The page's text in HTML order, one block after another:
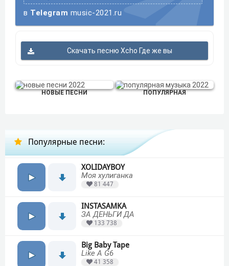
в Telegram music-2021.ru
Скачать песню Xcho Где же вы
НОВЫЕ ПЕСНИ ПОПУЛЯРНАЯ
Популярные песни:
XOLIDAYBOY
Моя хулиганка
81 447
INSTASAMKA
ЗА ДЕНЬГИ ДА
133 738
Big Baby Tape
Like A G6
41 358